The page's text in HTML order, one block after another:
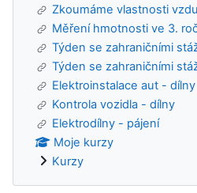
Zkoumáme vlastnosti
Měření hmotnosti ve 3.
Týden se zahraničními
Týden se zahraničními
Elektroinstalace aut - dílny
Kontrola vozidla - dílny
Elektrodílny - pájení
Moje kurzy
Kurzy